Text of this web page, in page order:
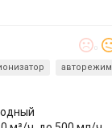
авторежим